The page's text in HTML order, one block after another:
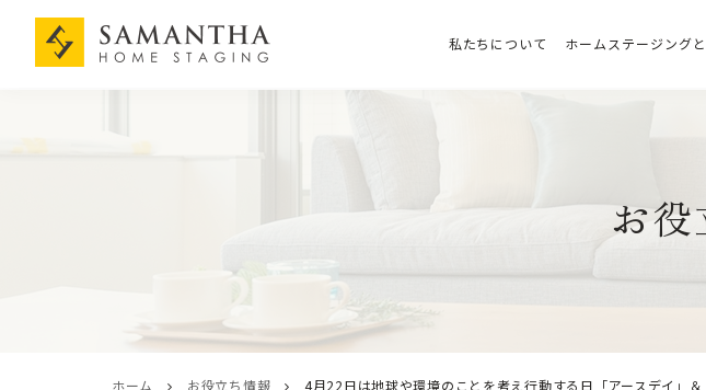
私たちについて ホームステージング
お
ホーム お役立ち情報 4月22日は地球や環境のことを考え行動する日「アースデイ」